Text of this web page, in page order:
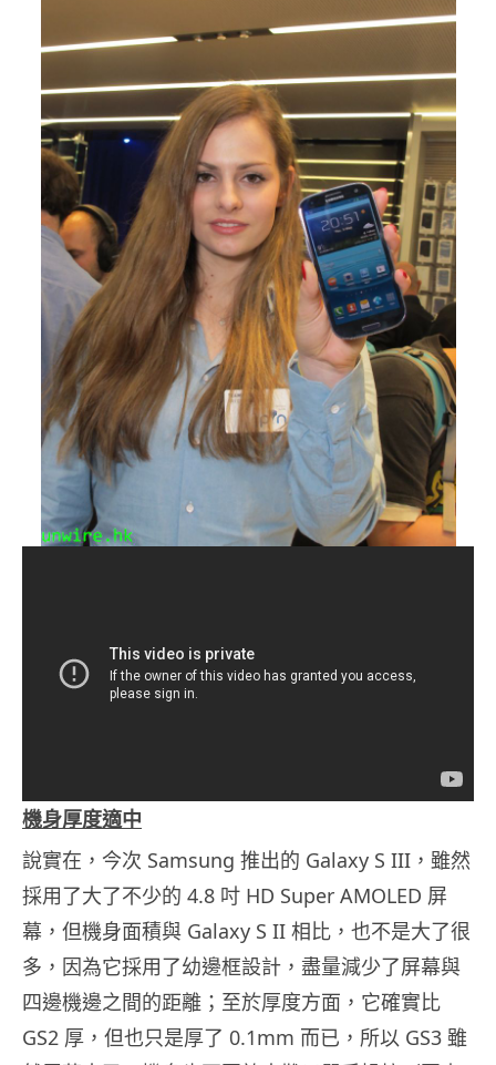
機身厚度適中
說實在，今次 Samsung 推出的 Galaxy S III，雖然
採用了大了不少的 4.8 吋 HD Super AMOLED 屏
幕，但機身面積與 Galaxy S II 相比，也不是大了很
多，因為它採用了幼邊框設計，盡量減少了屏幕與
四邊機邊之間的距離；至於厚度方面，它確實比
GS2 厚，但也只是厚了 0.1mm 而已，所以 GS3 雖